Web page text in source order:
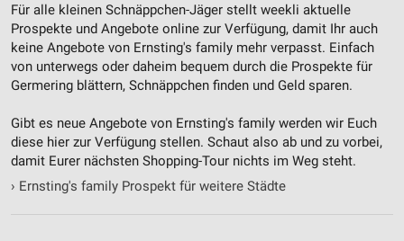
Für alle kleinen Schnäppchen-Jäger stellt weekli aktuelle
Prospekte und Angebote online zur Verfügung, damit Ihr auch
keine Angebote von Ernsting's family mehr verpasst. Einfach
von unterwegs oder daheim bequem durch die Prospekte für
Germering blättern, Schnäppchen finden und Geld sparen.
Gibt es neue Angebote von Ernsting's family werden wir Euch
diese hier zur Verfügung stellen. Schaut also ab und zu vorbei,
damit Eurer nächsten Shopping-Tour nichts im Weg steht.
› Ernsting's family Prospekt für weitere Städte